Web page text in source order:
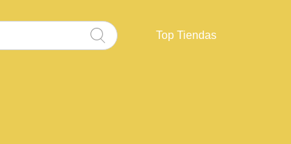
Top Tiendas